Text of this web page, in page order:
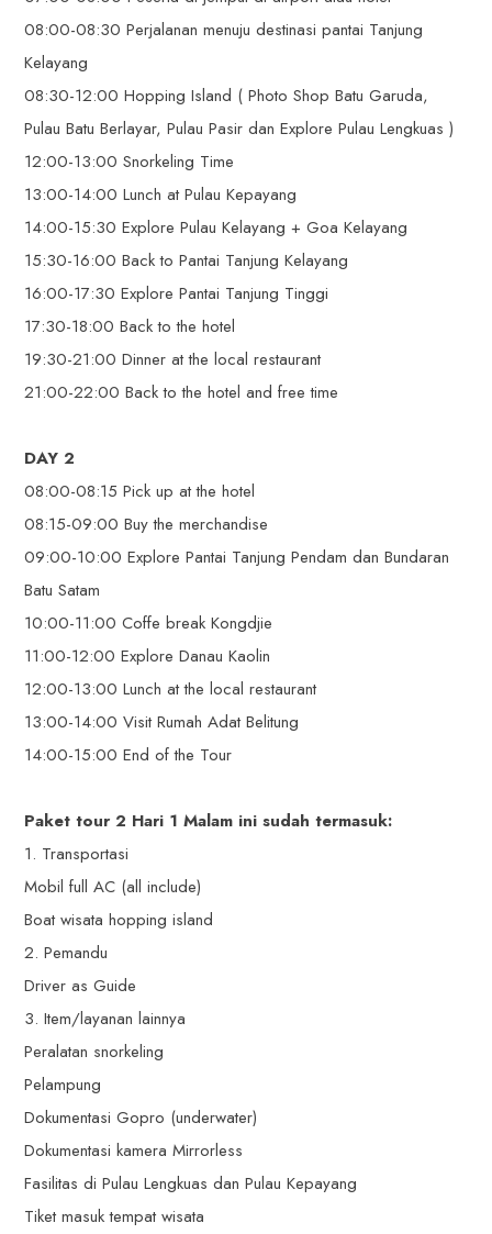
08:00-08:30 Perjalanan menuju destinasi pantai Tanjung
Kelayang
08:30-12:00 Hopping Island ( Photo Shop Batu Garuda,
Pulau Batu Berlayar, Pulau Pasir dan Explore Pulau Lengkuas )
12:00-13:00 Snorkeling Time
13:00-14:00 Lunch at Pulau Kepayang
14:00-15:30 Explore Pulau Kelayang + Goa Kelayang
15:30-16:00 Back to Pantai Tanjung Kelayang
16:00-17:30 Explore Pantai Tanjung Tinggi
17:30-18:00 Back to the hotel
19:30-21:00 Dinner at the local restaurant
21:00-22:00 Back to the hotel and free time
DAY 2
08:00-08:15 Pick up at the hotel
08:15-09:00 Buy the merchandise
09:00-10:00 Explore Pantai Tanjung Pendam dan Bundaran
Batu Satam
10:00-11:00 Coffe break Kongdjie
11:00-12:00 Explore Danau Kaolin
12:00-13:00 Lunch at the local restaurant
13:00-14:00 Visit Rumah Adat Belitung
14:00-15:00 End of the Tour
Paket tour 2 Hari 1 Malam ini sudah termasuk:
1. Transportasi
Mobil full AC (all include)
Boat wisata hopping island
2. Pemandu
Driver as Guide
3. Item/layanan lainnya
Peralatan snorkeling
Pelampung
Dokumentasi Gopro (underwater)
Dokumentasi kamera Mirrorless
Fasilitas di Pulau Lengkuas dan Pulau Kepayang
Tiket masuk tempat wisata